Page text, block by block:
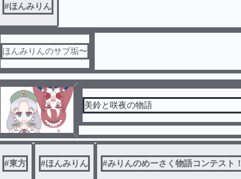
#ほんみりん
ほんみりんのサブ垢〜
美鈴と咲夜の物語
#東方 #ほんみりん #みりんのめーさく物語コンテスト！